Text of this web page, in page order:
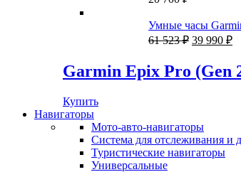
Умные часы
61 523₽
61
39 990 ₽
Garmin Epix Pro (Gen
Купить
Навигаторы
Мото-авто-навигаторы
Система для отслеживания и
Туристические навигаторы
Универсальные